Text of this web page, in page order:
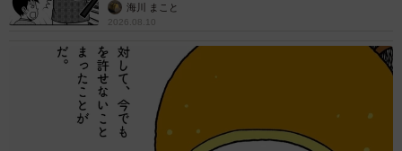
海川 まこと
2026.08.10